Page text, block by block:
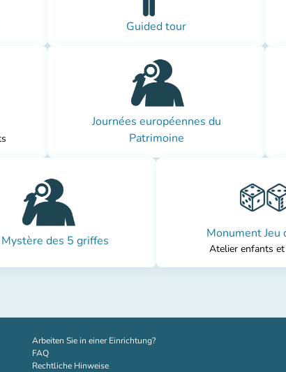
Guided tour
Journées européennes du
Patrimoine
des 5 griffes Monument Jeu
Atelier enfants
Arbeiten Sie in einer Einrichtung?(new tab)
FAQ
Rechtliche Hinweise